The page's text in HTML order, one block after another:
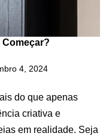
Começar?
4, 2024
do que apenas
criativa e
em realidade. Seja